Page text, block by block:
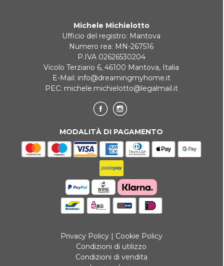
Michele Michielotto
Ufficio del registro: Mantova
Numero rea: MN-267516
P.IVA 02626530204
Vicolo Terziario 6, 46100 Mantova, Italia
E-Mail: info@dreamingmyhome.it
PEC: michele.michielotto@legalmail.it
MODALITÀ DI PAGAMENTO
Privacy Policy| Cookie Policy
Condizioni di utilizzo
Condizioni di vendita